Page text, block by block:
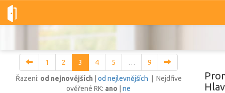
Dobré-nemovitosti.cz obec Praha, okres Hlavní město Praha,
1 2 3 4 5 …
9
Řazení: od nejnovějších od nejlevnějších | Nejdříve
ověřené RK: ano ne